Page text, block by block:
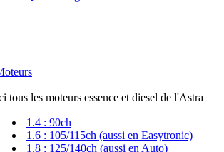
tous les moteurs essence et diesel de l'Astra
1.4 : 90ch
1.6 : 105/115ch (aussi en Easytronic)
1.8 : 125/140ch (aussi en Auto)